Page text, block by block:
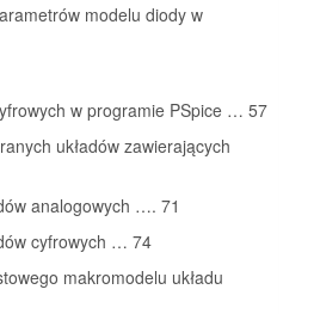
modelu diody w
w programie PSpice … 57
układów zawierających
analogowych …. 71
cyfrowych … 74
makromodelu układu